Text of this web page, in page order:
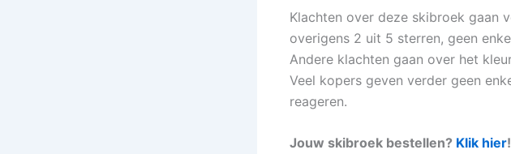
Klachten over deze skibroek gaan
overigens 2 uit 5 sterren, geen
Andere klachten gaan over het
Veel kopers geven verder geen
reageren.
Jouw skibroek bestellen? Klik hier!